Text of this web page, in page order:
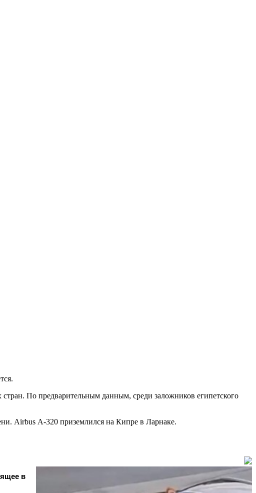
По предварительным данным, среди заложников египетского
Airbus А-320 приземлился на Кипре в Ларнаке.
в